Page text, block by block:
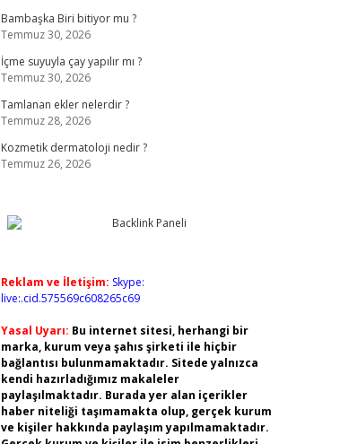
Bambaşka Biri bitiyor mu ?
Temmuz 30, 2026
İçme suyuyla çay yapılır mı ?
Temmuz 30, 2026
Tamlanan ekler nelerdir ?
Temmuz 28, 2026
Kozmetik dermatoloji nedir ?
Temmuz 26, 2026
Reklam ve İletişim: Skype:
live:.cid.575569c608265c69
Yasal Uyarı: Bu internet sitesi, herhangi bir
marka, kurum veya şahıs şirketi ile hiçbir
bağlantısı bulunmamaktadır. Sitede yalnızca
kendi hazırladığımız makaleler
paylaşılmaktadır. Burada yer alan içerikler
haber niteliği taşımamakta olup, gerçek kurum
ve kişiler hakkında paylaşım yapılmamaktadır.